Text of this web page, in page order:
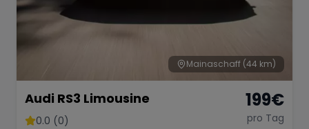
Mainaschaff (44 km)
Audi RS3 Limousine
0.0 (0)
199€
pro Tag